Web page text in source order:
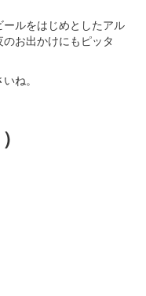
ルをはじめとしたアル
お出かけにもピッタ
ね。